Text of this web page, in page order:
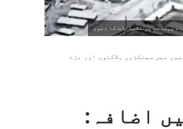
پیمانے پر نقصانات کا دعویٰ
میں سینکڑوں ہلاکتوں اور بڑے
اضافہ: